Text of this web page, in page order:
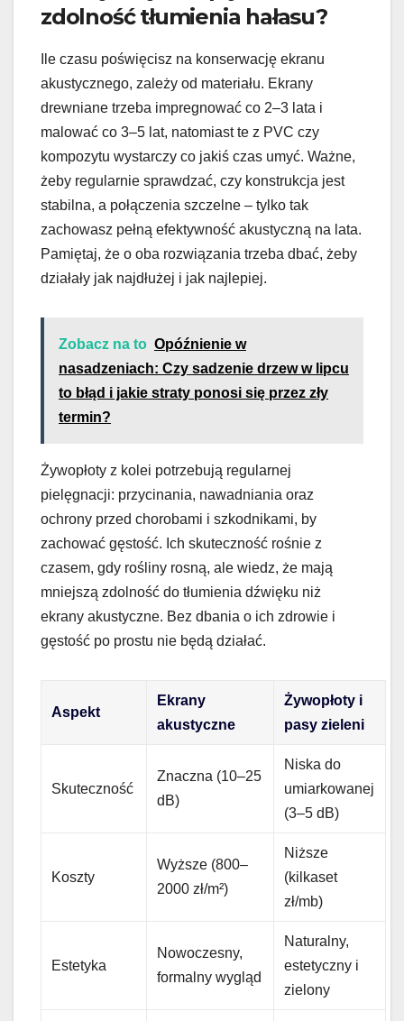
zdolność tłumienia hałasu?
Ile czasu poświęcisz na konserwację ekranu
akustycznego, zależy od materiału. Ekrany
drewniane trzeba impregnować co 2–3 lata i
malować co 3–5 lat, natomiast te z PVC czy
kompozytu wystarczy co jakiś czas umyć. Ważne,
żeby regularnie sprawdzać, czy konstrukcja jest
stabilna, a połączenia szczelne – tylko tak
zachowasz pełną efektywność akustyczną na lata.
Pamiętaj, że o oba rozwiązania trzeba dbać, żeby
działały jak najdłużej i jak najlepiej.
Zobacz na to Opóźnienie w
nasadzeniach: Czy sadzenie drzew w lipcu
to błąd i jakie straty ponosi się przez zły
termin?
Żywopłoty z kolei potrzebują regularnej
pielęgnacji: przycinania, nawadniania oraz
ochrony przed chorobami i szkodnikami, by
zachować gęstość. Ich skuteczność rośnie z
czasem, gdy rośliny rosną, ale wiedz, że mają
mniejszą zdolność do tłumienia dźwięku niż
ekrany akustyczne. Bez dbania o ich zdrowie i
gęstość po prostu nie będą działać.
Aspekt
Ekrany
akustyczne
Żywopłoty i
pasy zieleni
Skuteczność
Znaczna (10–25
dB)
Niska do
umiarkowanej
(3–5 dB)
Koszty
Wyższe (800–
2000 zł/m²)
Niższe
(kilkaset
zł/mb)
Estetyka
Nowoczesny,
formalny wygląd
Naturalny,
estetyczny i
zielony